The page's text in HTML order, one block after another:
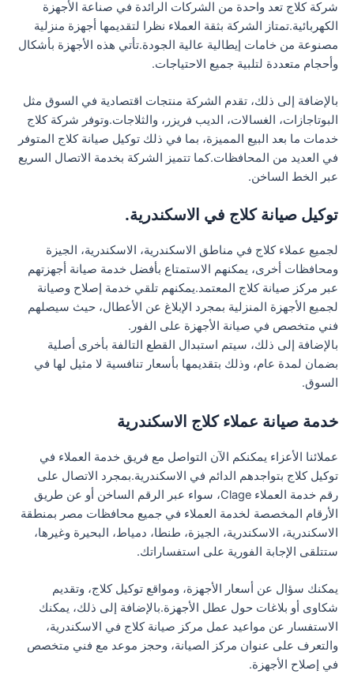
شركة كلاج تعد واحدة من الشركات الرائدة في صناعة الأجهزة
الكهربائية.تمتاز الشركة بثقة العملاء نظرا لتقديمها أجهزة منزلية
مصنوعة من خامات إيطالية عالية الجودة.تأتي هذه الأجهزة بأشكال
وأحجام متعددة لتلبية جميع الاحتياجات.
بالإضافة إلى ذلك، تقدم الشركة منتجات اقتصادية في السوق مثل
البوتاجازات، الغسالات، الديب فريزر، والثلاجات.وتوفر شركة كلاج
خدمات ما بعد البيع المميزة، بما في ذلك توكيل صيانة كلاج المتوفر
في العديد من المحافظات.كما تتميز الشركة بخدمة الاتصال السريع
عبر الخط الساخن.
توكيل صيانة كلاج في الاسكندرية.
لجميع عملاء كلاج في مناطق الاسكندرية، الاسكندرية، الجيزة
ومحافظات أخرى، يمكنهم الاستمتاع بأفضل خدمة صيانة أجهزتهم
عبر مركز صيانة كلاج المعتمد.يمكنهم تلقي خدمة إصلاح وصيانة
لجميع الأجهزة المنزلية بمجرد الإبلاغ عن الأعطال، حيث سيصلهم
فني متخصص في صيانة الأجهزة على الفور.
بالإضافة إلى ذلك، سيتم استبدال القطع التالفة بأخرى أصلية
بضمان لمدة عام، وذلك بتقديمها بأسعار تنافسية لا مثيل لها في
السوق.
خدمة صيانة عملاء كلاج الاسكندرية
عملائنا الأعزاء يمكنكم الآن التواصل مع فريق خدمة العملاء في
توكيل كلاج بتواجدهم الدائم في الاسكندرية.بمجرد الاتصال على
رقم خدمة العملاء Clage، سواء عبر الرقم الساخن أو عن طريق
الأرقام المخصصة لخدمة العملاء في جميع محافظات مصر بمنطقة
الاسكندرية، الاسكندرية، الجيزة، طنطا، دمياط، البحيرة وغيرها،
ستتلقى الإجابة الفورية على استفساراتك.
يمكنك سؤال عن أسعار الأجهزة، ومواقع توكيل كلاج، وتقديم
شكاوى أو بلاغات حول عطل الأجهزة.بالإضافة إلى ذلك، يمكنك
الاستفسار عن مواعيد عمل مركز صيانة كلاج في الاسكندرية،
والتعرف على عنوان مركز الصيانة، وحجز موعد مع فني متخصص
في إصلاح الأجهزة.